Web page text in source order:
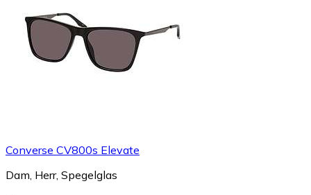
Converse CV800s Elevate
Dam, Herr, Spegelglas